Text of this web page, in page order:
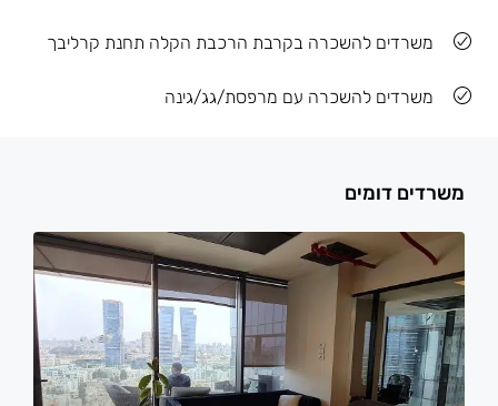
משרדים להשכרה בקרבת הרכבת הקלה תחנת קרליבך
משרדים להשכרה עם מרפסת/גג/גינה
משרדים דומים